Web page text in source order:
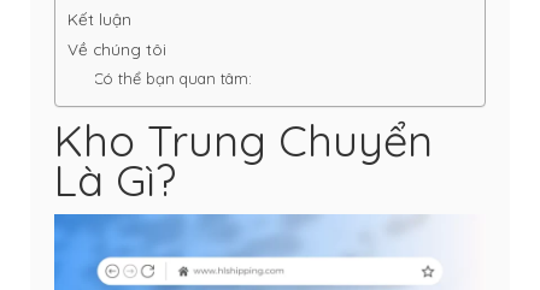
Kết luận
Về chúng tôi
Có thể bạn quan tâm:
Kho Trung Chuyển
Là Gì?